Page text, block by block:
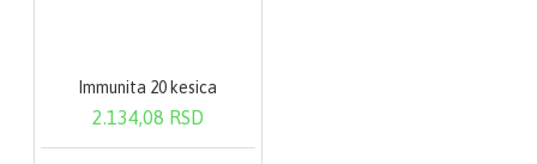
Immunita 20 kesica
2.134,08 RSD